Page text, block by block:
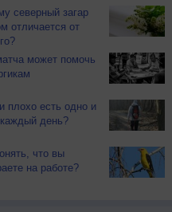
северный загар
отличается от
может помочь
плохо есть одно и
день?
что вы
на работе?